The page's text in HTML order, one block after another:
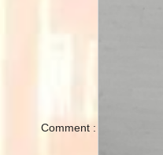
Comment :